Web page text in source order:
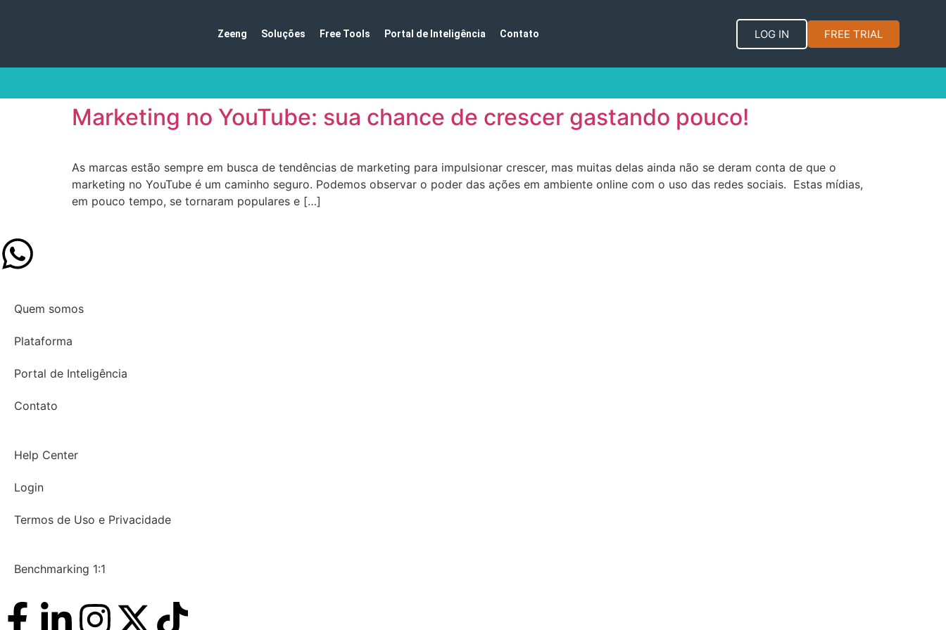
Zeeng Soluções Free Tools Portal de Inteligência Contato LOG IN FREE TRIAL
Marketing no YouTube: sua chance de crescer gastando pouco!
As marcas estão sempre em busca de tendências de marketing para impulsionar crescer, mas muitas delas ainda não se deram conta de que o
marketing no YouTube é um caminho seguro. Podemos observar o poder das ações em ambiente online com o uso das redes sociais. Estas mídias,
em pouco tempo, se tornaram populares e […]
Quem somos
Plataforma
Portal de Inteligência
Contato
Help Center
Login
Termos de Uso e Privacidade
Benchmarking 1:1